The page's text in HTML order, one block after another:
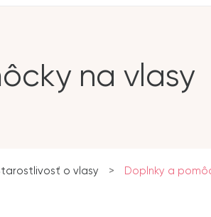
na vlasy
o vlasy > Doplnky a